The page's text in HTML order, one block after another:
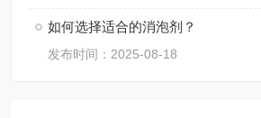
如何选择适合的消泡剂？
发布时间：2025-08-18